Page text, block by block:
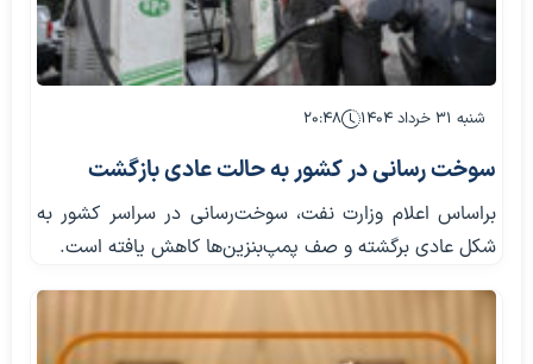
شنبه ۳۱ خرداد ۱۴۰۴ ۲۰:۴۸
سوخت رسانی در کشور به حالت عادی بازگشت
براساس اعلام وزارت نفت، ‌سوخت‌رسانی در سراسر کشور به
شکل عادی برگشته و صف پمپ‌بنزین‌ها کاهش یافته است.